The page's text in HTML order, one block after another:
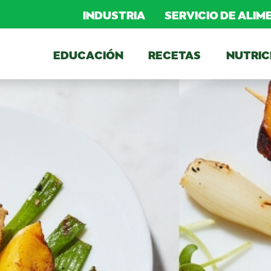
INDUSTRIA SERVICIO DE
EDUCACIÓN RECETAS